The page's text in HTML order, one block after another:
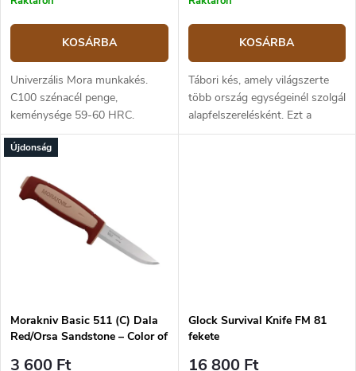
KOSÁRBA
Univerzális Mora munkakés.
C100 szénacél penge,
keménysége 59-60 HRC.
Műanyag markolata
csúszásmentes gumi felülettel.
rögzíthető az övre, az öv...
KOSÁRBA
Tábori kés, amely világszerte
több ország egységeinél szolgál
alapfelszerelésként. Ezt a
klasszikus kést 1975-ben
Újdonság
Morakniv Basic 511 (C) Dala
Red/Orsa Sandstone – Color of
3 600 Ft
Glock Survival Knife FM 81
fekete
16 800 Ft